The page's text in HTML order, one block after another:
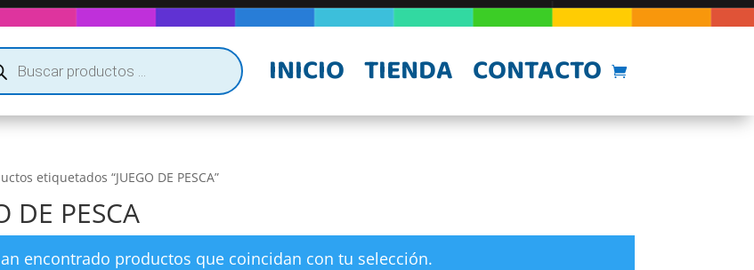
INICIO TIENDA CONTACTO
etiquetados “JUEGO DE PESCA”
DE PESCA
encontrado productos que coincidan con tu selección.